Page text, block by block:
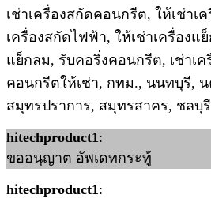
เช่าเครื่องสกัดคอนกรีต, ให้เช่าเ
เครื่องสกัดไฟฟ้า, ให้เช่าเครื่องแ
แย็กลม, รับคอริ่งคอนกรีต, เช่าเ
คอนกรีตให้เช่า, กทม., นนทบุรี,
สมุทรปราการ, สมุทรสาคร, ชลบุรี
hitechproduct1:
ขออนุญาต อัพเดทกระทู้
hitechproduct1: